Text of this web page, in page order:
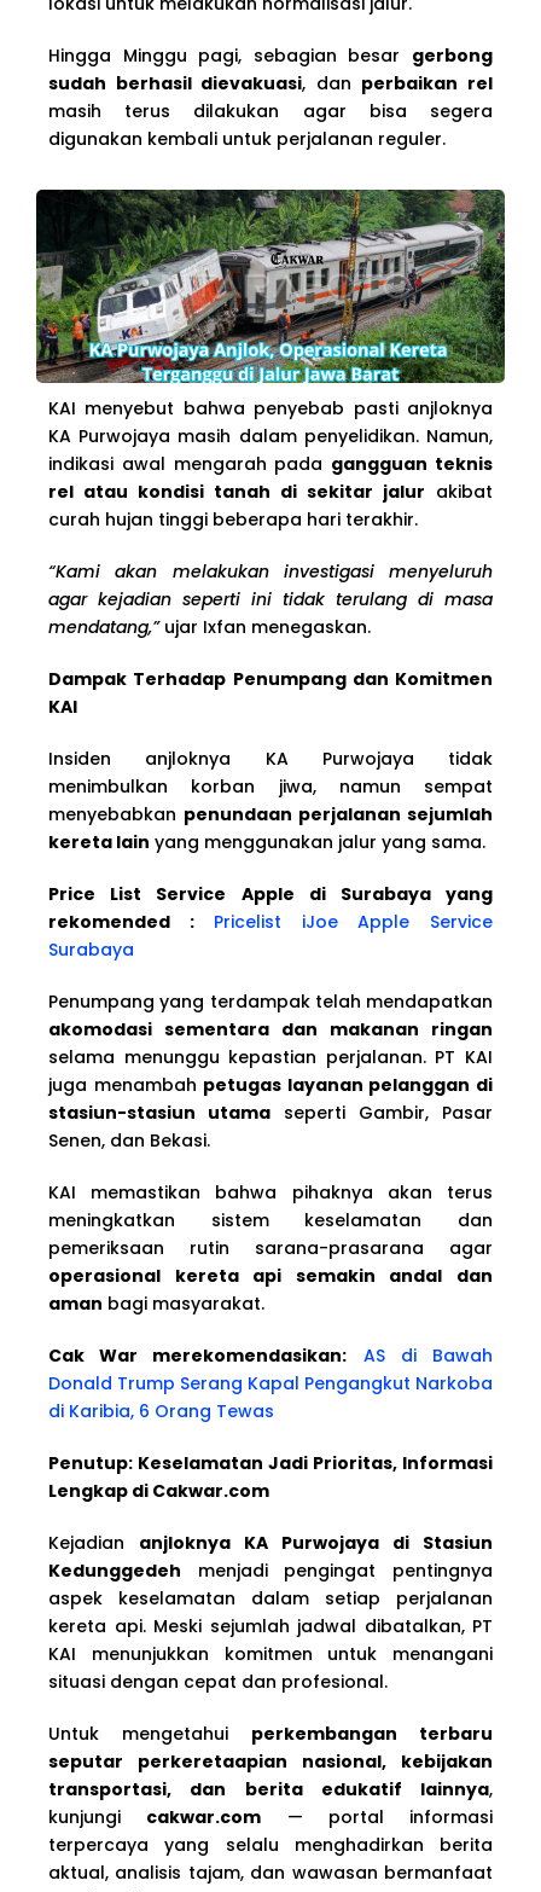
Hingga Minggu pagi, sebagian besar gerbong
sudah berhasil dievakuasi, dan perbaikan rel
masih terus dilakukan agar bisa segera
digunakan kembali untuk perjalanan reguler.
KAI menyebut bahwa penyebab pasti anjloknya
KA Purwojaya masih dalam penyelidikan. Namun,
indikasi awal mengarah pada gangguan teknis
rel atau kondisi tanah di sekitar jalur akibat
curah hujan tinggi beberapa hari terakhir.
“Kami akan melakukan investigasi menyeluruh
agar kejadian seperti ini tidak terulang di masa
mendatang,”ujar Ixfan menegaskan.
Dampak Terhadap Penumpang dan Komitmen
KAI
Insiden anjloknya KA Purwojaya tidak
menimbulkan korban jiwa, namun sempat
menyebabkan penundaan perjalanan sejumlah
kereta lain yang menggunakan jalur yang sama.
Price List Service Apple di Surabaya yang
rekomended :
Pricelist iJoe Apple Service
Surabaya
Penumpang yang terdampak telah mendapatkan
akomodasi sementara dan makanan ringan
selama menunggu kepastian perjalanan. PT KAI
juga menambah petugas layanan pelanggan di
stasiun-stasiun utama seperti Gambir, Pasar
Senen, dan Bekasi.
KAI memastikan bahwa pihaknya akan terus
meningkatkan sistem keselamatan dan
pemeriksaan rutin sarana-prasarana agar
operasional kereta api semakin andal dan
aman bagi masyarakat.
Cak War merekomendasikan:
AS di Bawah
Donald Trump Serang Kapal Pengangkut Narkoba
di Karibia, 6 Orang Tewas
Penutup: Keselamatan Jadi Prioritas, Informasi
Lengkap di Cakwar.com
Kejadian anjloknya KA Purwojaya di Stasiun
Kedunggedeh menjadi pengingat pentingnya
aspek keselamatan dalam setiap perjalanan
kereta api. Meski sejumlah jadwal dibatalkan, PT
KAI menunjukkan komitmen untuk menangani
situasi dengan cepat dan profesional.
Untuk mengetahui perkembangan terbaru
seputar perkeretaapian nasional, kebijakan
transportasi, dan berita edukatif lainnya,
kunjungi cakwar.com — portal informasi
terpercaya yang selalu menghadirkan berita
aktual, analisis tajam, dan wawasan bermanfaat